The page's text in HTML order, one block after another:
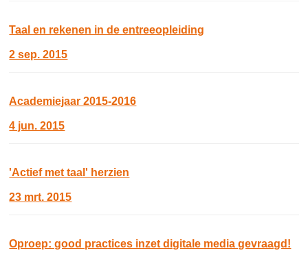
Taal en rekenen in de entreeopleiding
2 sep. 2015
Academiejaar 2015-2016
4 jun. 2015
'Actief met taal' herzien
23 mrt. 2015
Oproep: good practices inzet digitale media gevraagd!